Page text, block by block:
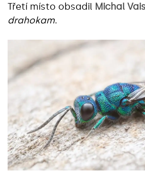
Třetí místo obsadil Michal Vais
drahokam.